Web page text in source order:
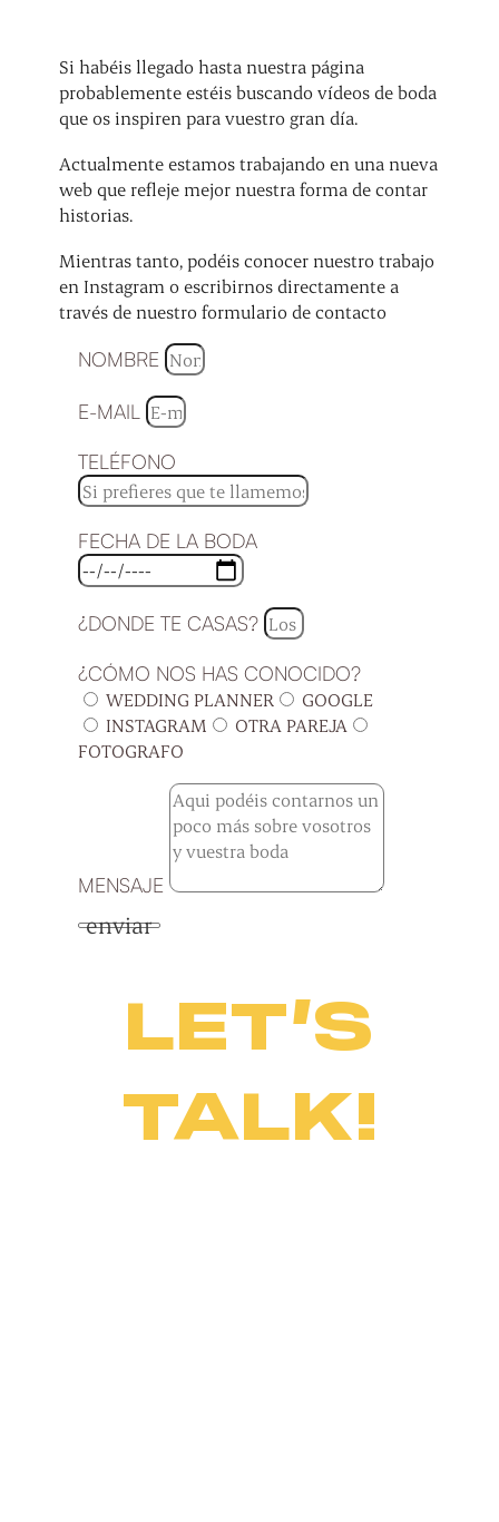
Si habéis llegado hasta nuestra página
probablemente estéis buscando vídeos de boda
que os inspiren para vuestro gran día.
Actualmente estamos trabajando en una nueva
web que refleje mejor nuestra forma de contar
historias.
Mientras tanto, podéis conocer nuestro trabajo
en Instagram o escribirnos directamente a
través de nuestro formulario de contacto
NOMBRE
E-MAIL
TELÉFONO
FECHA DE LA BODA
¿DONDE TE CASAS?
¿CÓMO NOS HAS CONOCIDO?
WEDDING PLANNER
GOOGLE
INSTAGRAM
OTRA PAREJA
FOTOGRAFO
MENSAJE
enviar
LET’S
TALK!